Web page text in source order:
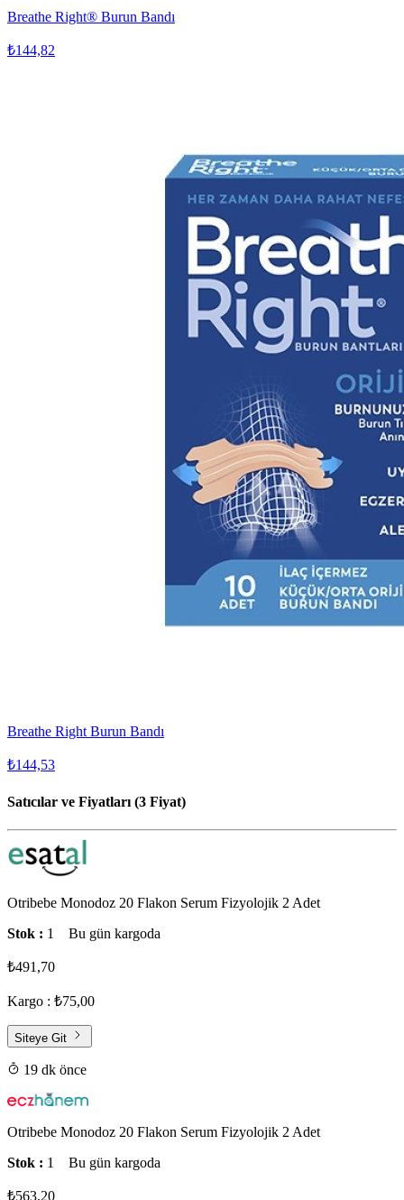
Breathe Right® Burun Bandı
₺144,82
Breathe Right Burun Bandı
₺144,53
Satıcılar ve Fiyatları (3 Fiyat)
Otribebe Monodoz 20 Flakon Serum Fizyolojik 2 Adet
Stok : 1 Bu gün kargoda
₺491,70
Kargo : ₺75,00
Siteye Git
19 dk önce
Otribebe Monodoz 20 Flakon Serum Fizyolojik 2 Adet
Stok : 1 Bu gün kargoda
₺563,20